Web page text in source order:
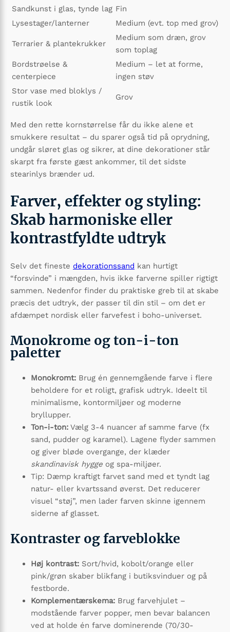
Sandkunst i glas, tynde lag Fin
Lysestager/lanterner
Medium (evt. top med grov)
Terrarier & plantekrukker
Medium som dræn, grov
som toplag
Bordstrøelse &
centerpiece
Medium – let at forme,
ingen støv
Stor vase med bloklys /
rustik look
Grov
Med den rette kornstørrelse får du ikke alene et
smukkere resultat – du sparer også tid på oprydning,
undgår sløret glas og sikrer, at dine dekorationer står
skarpt fra første gæst ankommer, til det sidste
stearinlys brænder ud.
Farver, effekter og styling:
Skab harmoniske eller
kontrastfyldte udtryk
Selv det fineste dekorationssand kan hurtigt
“forsvinde” i mængden, hvis ikke farverne spiller rigtigt
sammen. Nedenfor finder du praktiske greb til at skabe
præcis det udtryk, der passer til din stil – om det er
afdæmpet nordisk eller farvefest i boho-universet.
Monokrome og ton-i-ton
paletter
Monokromt: Brug én gennemgående farve i flere
beholdere for et roligt, grafisk udtryk. Ideelt til
minimalisme, kontormiljøer og moderne
bryllupper.
Ton-i-ton: Vælg 3-4 nuancer af samme farve (fx
sand, pudder og karamel). Lagene flyder sammen
og giver bløde overgange, der klæder
skandinavisk hygge og spa-miljøer.
Tip: Dæmp kraftigt farvet sand med et tyndt lag
natur- eller kvartssand øverst. Det reducerer
visuel “støj”, men lader farven skinne igennem
siderne af glasset.
Kontraster og farveblokke
Høj kontrast: Sort/hvid, kobolt/orange eller
pink/grøn skaber blikfang i butiksvinduer og på
festborde.
Komplementærskema: Brug farvehjulet –
modstående farver popper, men bevar balancen
ved at holde én farve dominerende (70/30-